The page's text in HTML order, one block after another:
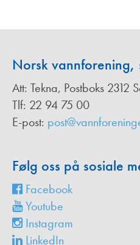
Norsk vannforening,
Att: Tekna, Postboks 2312
Tlf: 22 94 75 00
E-post:
Følg oss på sosiale
Facebook
Youtube
Instagram
LinkedIn